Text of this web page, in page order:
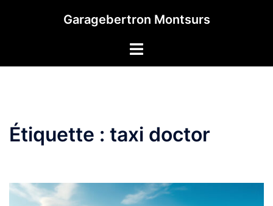
Garagebertron Montsurs
Étiquette : taxi doctor